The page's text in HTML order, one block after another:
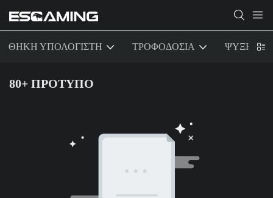
ΘΗΚΗ ΥΠΟΛΟΓΙΣΤΗ ΤΡΟΦΟΔΟΣΙΑ ΨΥΞΗ
80+ ΠΡΟΤΥΠΟ